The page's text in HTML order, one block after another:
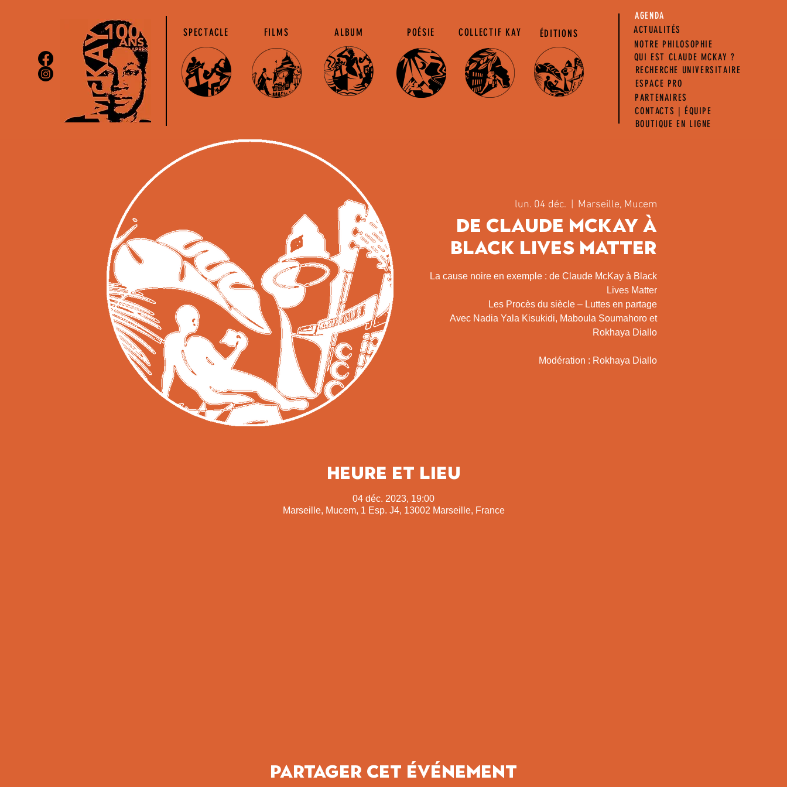
AGENDA
SPECTACLE FILMS COLLECTIF KAY ÉDITIONS
POÉSIE
ALBUM
ACTUALITÉS
NOTRE PHILOSOPHIE
QUI EST CLAUDE MCKAY ?
ESPACE PRO
PARTENAIRES
RECHERCHE UNIVERSITAIRE
CONTACTS | ÉQUIPE
BOUTIQUE EN LIGNE
lun. 04 déc. Marseille, Mucem
De Claude McKay à
Black Lives Matter
La cause noire en exemple : de Claude McKay à Black
Lives Matter
Les Procès du siècle – Luttes en partage
Avec Nadia Yala Kisukidi, Maboula Soumahoro et
Rokhaya Diallo
Modération : Rokhaya Diallo
Heure et lieu
04 déc. 2023, 19:00
Marseille, Mucem, 1 Esp. J4, 13002 Marseille, France
Partager cet événement